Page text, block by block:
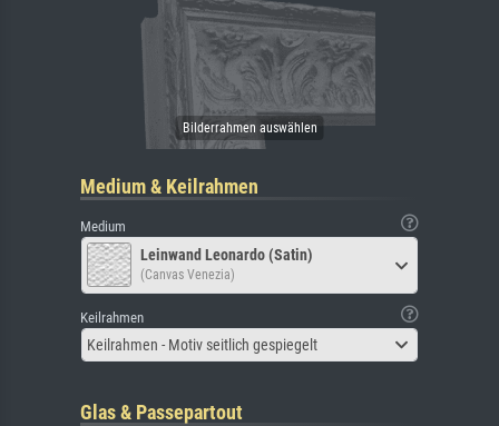
Medium & Keilrahmen
Medium
Leinwand Leonardo (Satin)
(Canvas Venezia)
Keilrahmen
Keilrahmen - Motiv seitlich gespiegelt
Glas & Passepartout